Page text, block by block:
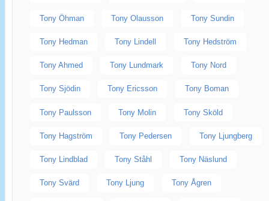
Tony Öhman Tony Olausson Tony Sundin
Tony Hedman Tony Lindell Tony Hedström
Tony Ahmed Tony Lundmark Tony Nord
Tony Sjödin Tony Ericsson Tony Boman
Tony Paulsson Tony Molin Tony Sköld
Tony Hagström Tony Pedersen Tony Ljungberg
Tony Lindblad Tony Ståhl Tony Näslund
Tony Svärd Tony Ljung Tony Ågren